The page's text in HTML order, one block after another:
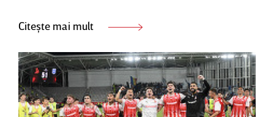
Citește mai mult